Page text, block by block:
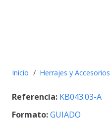
Inicio / Herrajes y Accesorios
Referencia: KB043.03-A
Formato:GUIADO